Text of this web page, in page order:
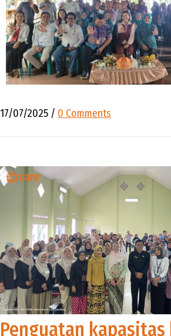
17/07/2025 / 0 Comments
Penguatan kapasitas